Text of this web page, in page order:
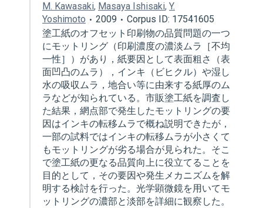
M. Kawasaki, Masaya Ishisaki, Y.
Yoshimoto
2009
Corpus ID: 17541605
塗工紙のオフセット印刷物の品質問題の一つ
にモットリング（印刷濃度の濃淡ムラ［不均
一性］）があり，紙要因として表面粗さ（表
面凹凸のムラ），インキ（ビヒクル）や湿し
水の吸収ムラ，地合い等に由来する紙厚のム
ラなどが知られている。市販塗工紙を調査し
た結果，網点部で発生したモットリングの要
因はインキの転移ムラで概ね説明できたが，
一部の試料ではインキの転移ムラが小さくて
もモットリングが劣る場合が見られた。そこ
で塗工紙の更なる品質向上に役立てることを
目的として，その要因や発生メカニズムを解
明する検討を行った。光学顕微鏡を用いてモ
ットリングの濃部と淡部を詳細に観察した。